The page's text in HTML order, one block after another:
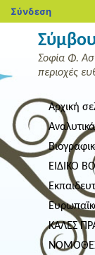
blogs.sch.gr
Σύνδεση
Σοφία Φ.
περιοχές
Αρχική
ΕΙΔΙΚΟ
ΚΑΛΕΣ